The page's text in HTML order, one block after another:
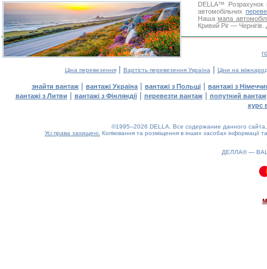
DELLA™
Розрахунок
автомобільних
Нашамапа
Кривий Ріг —
Ціна перевезення| Вартість перевезення Україна | Ціни на
знайти вантаж | вантажі Україна | вантажі з Польщі | вантажі з
вантажі з Литви | вантажі з Фінляндії| перевезти вантаж| попутний вантаж
курс
©1995–2026 DELLA. Все содержание данного
Усі права захищені. Копіювання та розміщення в інших засобах інформації
ДЕЛЛА® —